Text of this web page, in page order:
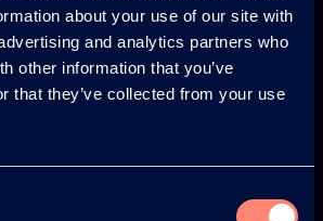
about your use of our site with
and analytics partners who
other information that you’ve
that they’ve collected from your use
ALL RIGHTS RESERVED.
POVAL™
l'utilisation de KURARAY POVAL™